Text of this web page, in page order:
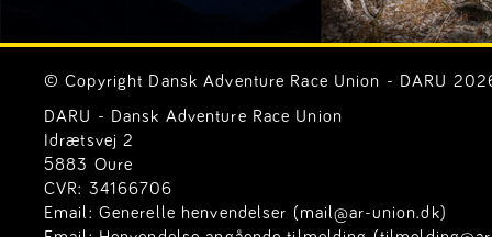
© Copyright Dansk Adventure Race Union - DARU
DARU - Dansk Adventure Race Union
Idrætsvej 2
5883 Oure
CVR: 34166706
Email: Generelle henvendelser (mail@ar-union.dk)